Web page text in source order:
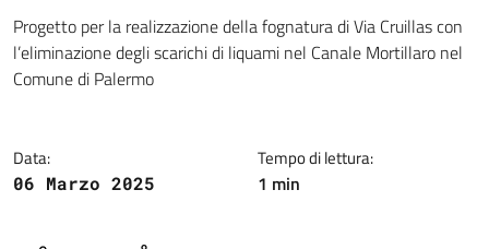
Dettagli della notizia
Progetto per la realizzazione della fognatura di Via Cruillas con
l’eliminazione degli scarichi di liquami nel Canale Mortillaro nel
Comune di Palermo
Data:
06 Marzo 2025
Tempo di lettura:
1 min